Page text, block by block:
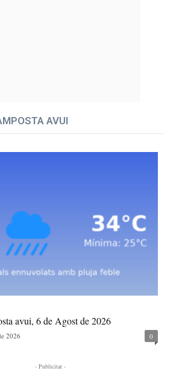
AVUI
avui, 6 de Agost de 2026
2026 0
- Publicitat -